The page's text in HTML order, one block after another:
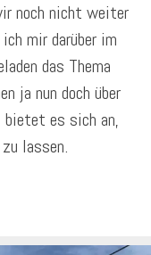
noch nicht weiter
mir darüber im
das Thema
ja nun doch über
bietet es sich an,
lassen.